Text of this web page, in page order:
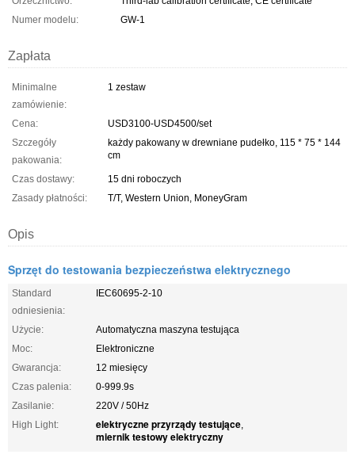
Numer modelu:
GW-1
Zapłata
Minimalne
zamówienie:
1 zestaw
Cena:
USD3100-USD4500/set
Szczegóły
pakowania:
każdy pakowany w drewniane pudełko, 115 * 75 * 144
cm
Czas dostawy:
15 dni roboczych
Zasady płatności:
T/T, Western Union, MoneyGram
Opis
Sprzęt do testowania bezpieczeństwa elektrycznego
Standard
odniesienia:
IEC60695-2-10
Użycie:
Automatyczna maszyna testująca
Moc:
Elektroniczne
Gwarancja:
12 miesięcy
Czas palenia:
0-999.9s
Zasilanie:
220V / 50Hz
High Light:
elektryczne przyrządy testujące,
miernik testowy elektryczny